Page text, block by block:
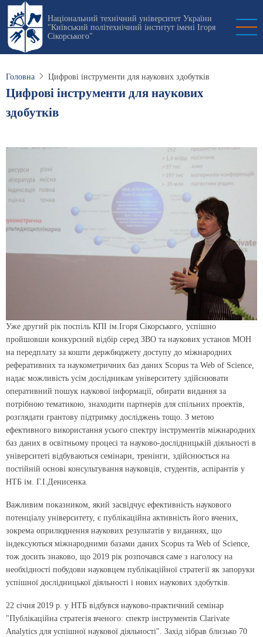
Перейти
основного
вмісту
Національний технічний університет України
"Київський політехнічний інститут імені Ігоря
Сікорського"
Головна Цифрові інструменти для наукових здобутків
Цифрові інструменти для наукових
здобутків
Уже другий рік поспіль КПІ ім.Ігоря Сікорського, успішно
пройшовши конкурсний відбір серед ЗВО та наукових установ МОН
на передплату за кошти держбюджету доступу до міжнародних
реферативних та наукометричних баз даних Scopus та Web of Science,
надає можливість усім дослідникам університету здійснювати
оперативний пошук наукової інформації, обирати видання за
потрібною тематикою, знаходити партнерів для спільних проектів,
розглядати грантову підтримку досліджень тощо. З метою
ефективного використання усього спектру інструментів міжнародних
баз даних в освітньому процесі та науково-дослідницькій діяльності в
університеті відбуваються семінари, тренінги, здійснюється на
постійній основі консультування науковців, студентів, аспірантів у
НТБ ім. Г.І.Денисенка.
Важливим показником, який засвідчує ефективність наукового
потенціалу університету, є публікаційна активність його вчених,
зокрема оприлюднення наукових результатів у виданнях, що
індексуються міжнародними базами даних Scopus та Web of Science,
тож досить знаково, що 2019 рік розпочався саме з наголосу на
необхідності побудови науковцем публікаційної стратегії як запоруки
успішної дослідницької діяльності і нових наукових здобутків.
22 січня 2019 р. у НТБ відбувся науково-практичний семінар
"Публікаційна стратегія вченого: спектр інструментів Clarivate
Analytics для успішної наукової діяльності". Захід зібрав близько 70